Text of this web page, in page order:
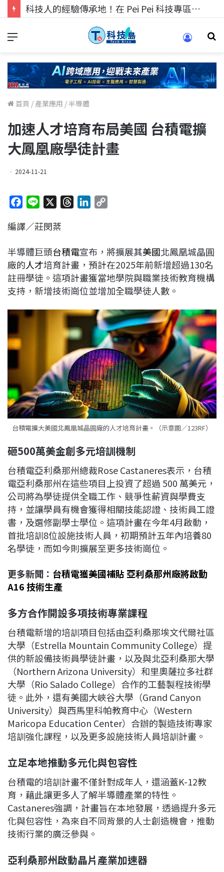
科技人的經驗傳承地！在 Pei Pei 科技專區，與學弟妹交流最硬核的技術
首頁 / 產業應用 /半導體
加速人才培育布局美國 台積電擴
大鳳凰廠學徒計畫
2024-11-21
c
b
o
o
k
n
a
d
s
e
d
I
n
L
i
n
k
編譯／莊閔棻
半導體巨頭台積電宣布，將擴展其美國北鳳凰城晶圓
廠的人才培育計畫，預計在2025年前新增超過130名
註冊學徒。這項計畫獲當地學院與職業技術教育機構
支持，新增技術崗位並增加全職學徒人數。
台積電擴大美國北鳳凰城晶圓廠的人才培育計畫。（示意圖／123RF）
砸500萬美金創多元培訓機制
台積電亞利桑那州總裁Rose Castaneres表示，台積
電亞利桑那州在這些項目上投資了超過 500 萬美元，
公司將為學徒提供全職工作、競爭性薪資與學費支
持，並讓學員有機會獲得相關技能認證、技術員工證
書，及選修副學士學位。這項計畫在今年4月啟動，
首批培訓8位設施技術人員，初期預計五年內培養80
名學徒，而如今則擴展至更多技術崗位。
更多新聞： 台積電獲美國補貼 亞利桑那州廠將啟動
A16 技術生產
多方合作開設多項技術專業課程
台積電新增的培訓項目包括由亞利桑那埃文代爾社區
大學（Estrella Mountain Community College）提
供的新設​​備技術員學徒計畫，以及與北亞利桑那大學
（Northern Arizona University）和里奧薩拉多社群
大學（Rio Salado College）合作的工藝製程技術學
徒。此外，還有美國大峽谷大學（Grand Canyon
University）與西馬里科帕教育中心（Western
Maricopa Education Center）合辦的製造技術專家
培訓強化課程，以及更多設施技術人員培訓計畫。
立足本地推動多元化與包容性
台積電的培訓計畫不僅針對成年人，還涵蓋K-12教
育，藉此讓更多人了解半導體產業的特性。
Castaneres強調，計畫旨在本地發展，透過提升多元
化與包容性，為來自不同背景的人士創造機會，推動
技術行業的廣泛參與。
亞利桑那州啟動晶片產業加速器